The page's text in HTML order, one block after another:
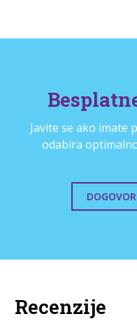
Javite se ako imate
odabira
Recenzije